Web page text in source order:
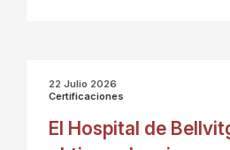
22 Julio 2026
Certificaciones
El Hospital de